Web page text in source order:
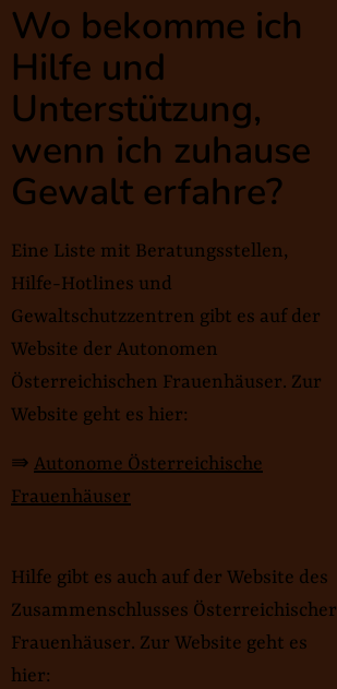
Wo bekomme ich
Hilfe und
Unterstützung,
wenn ich zuhause
Gewalt erfahre?
Eine Liste mit Beratungsstellen,
Hilfe-Hotlines und
Gewaltschutzzentren gibt es auf der
Website der Autonomen
Österreichischen Frauenhäuser. Zur
Website geht es hier:
⇛ Autonome Österreichische
Frauenhäuser
Hilfe gibt es auch auf der Website des
Zusammenschlusses Österreichischer
Frauenhäuser. Zur Website geht es
hier: